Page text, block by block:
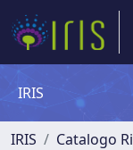
IRIS
IRIS
Catalogo